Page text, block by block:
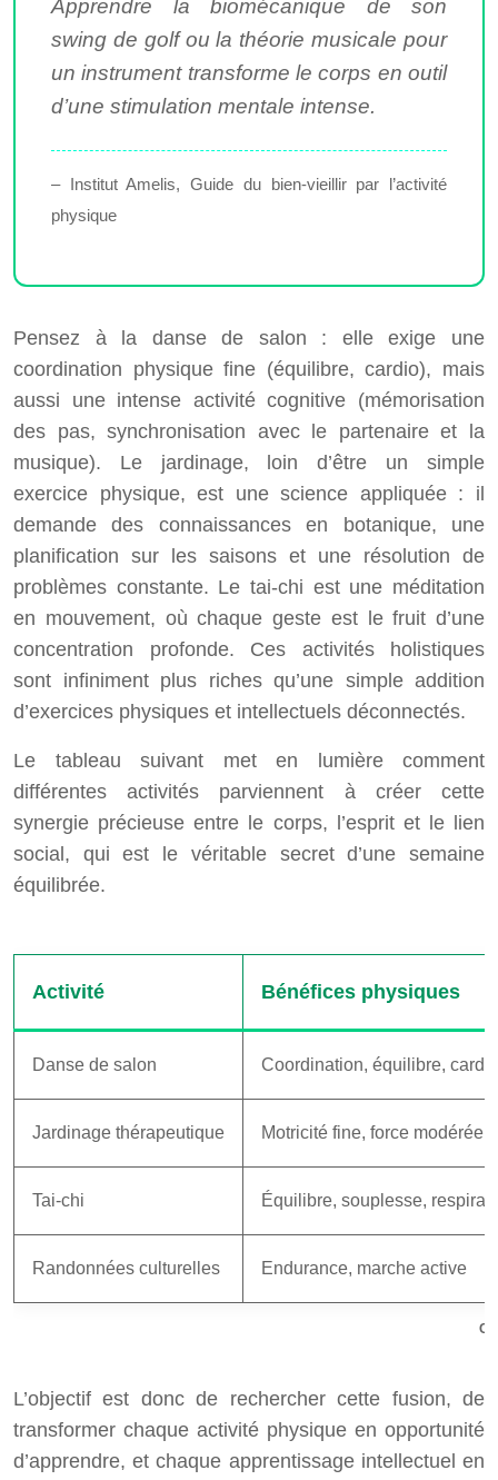
Apprendre la biomécanique de son
swing de golf ou la théorie musicale pour
un instrument transforme le corps en outil
d’une stimulation mentale intense.
– Institut Amelis, Guide du bien-vieillir par l’activité
physique
Pensez à la danse de salon : elle exige une
coordination physique fine (équilibre, cardio), mais
aussi une intense activité cognitive (mémorisation
des pas, synchronisation avec le partenaire et la
musique). Le jardinage, loin d’être un simple
exercice physique, est une science appliquée : il
demande des connaissances en botanique, une
planification sur les saisons et une résolution de
problèmes constante. Le tai-chi est une méditation
en mouvement, où chaque geste est le fruit d’une
concentration profonde. Ces activités holistiques
sont infiniment plus riches qu’une simple addition
d’exercices physiques et intellectuels déconnectés.
Le tableau suivant met en lumière comment
différentes activités parviennent à créer cette
synergie précieuse entre le corps, l’esprit et le lien
social, qui est le véritable secret d’une semaine
équilibrée.
Activité Bénéfices physiques
Danse de salon Coordination, équilibre,
Jardinage thérapeutique Motricité fine, force modérée
Tai-chi Équilibre, souplesse,
Randonnées culturelles Endurance, marche active
L’objectif est donc de rechercher cette fusion, de
transformer chaque activité physique en opportunité
d’apprendre, et chaque apprentissage intellectuel en